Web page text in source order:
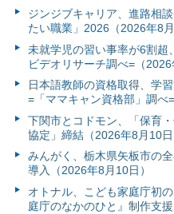
ジンジブキャリア、進路相
たい職業」2026（2026年8月
未就学児の習い事率が6割超
ビデオリサーチ調べ=（2026
日本語教師の資格取得、学
=「ママキャン資格部」調べ
下関市とコドモン、「保育
協定」締結（2026年8月10日
みんがく、栃木県矢板市の
導入（2026年8月10日）
オトナル、こども家庭庁初
庭庁のなかのひと』制作支